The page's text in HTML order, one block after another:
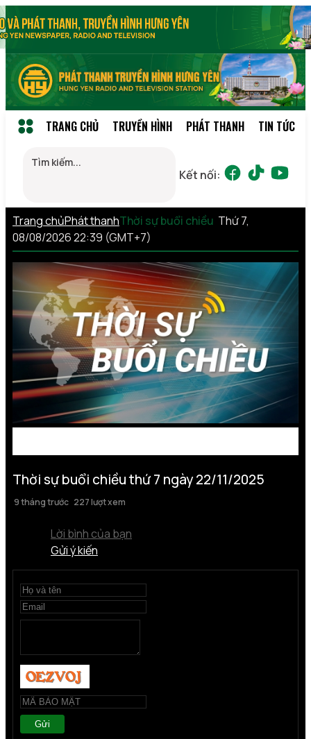
TRANG CHỦ TRUYỀN HÌNH PHÁT THANH TIN TỨC
Kết nối:
Trang chủPhát thanhThời sự buổi chiều Thứ 7,
08/08/2026 22:39 (GMT+7)
Thời sự buổi chiều thứ 7 ngày 22/11/2025
9 tháng trước 227 lượt xem
Lời bình của bạn
Gửi ý kiến
Gửi